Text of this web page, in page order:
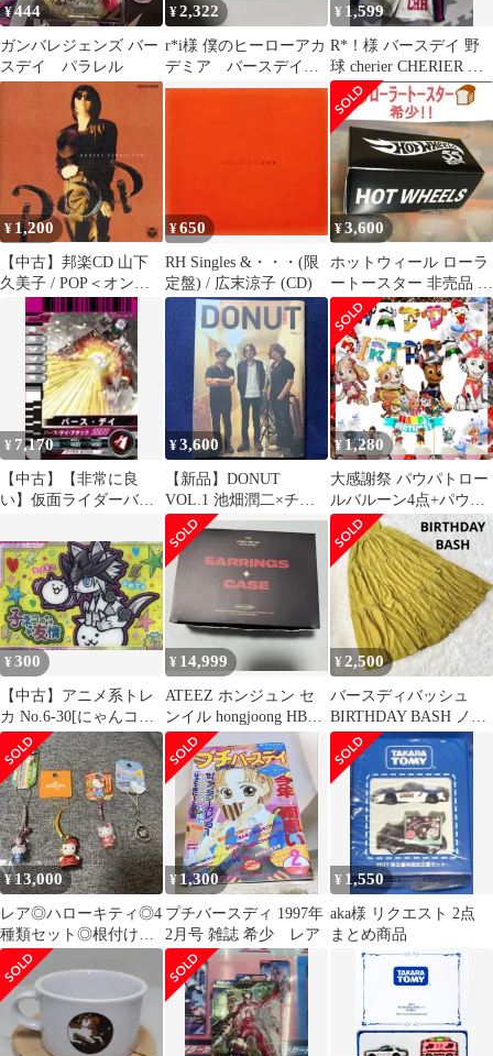
¥444
ガンバレジェンズ バー
スデイ パラレル
¥2,322
r*i様 僕のヒーローアカ
デミア バースデイコ
レクションカード 爆
¥ 1,599
R*！様 バースデイ 野
球 cherier CHERIER セ
ットアップ シェリ
¥ 1,200
【中古】邦楽CD 山下
久美子 / POP＜オンデ
マンドCD＞[オンデマ
ンド盤]
¥650
RH Singles &・・・(限
定盤) / 広末涼子 (CD)
¥3,600
ホットウィール ローラ
ートースター 非売品 未
開封新品!! 希少!!
¥ 7,170
【中古】【非常に良
い】仮面ライダーバト
バース・デイ 【レア】
No.004-014
¥3,600
【新品】DONUT
VOL.1 池畑潤二×チバ
ユウスケ×浅井健一
¥ 1,280
大感謝祭 パウパトロー
ルバルーン4点+パウパ
トケーキトッパー セッ
ト
¥300
【中古】アニメ系トレ
カ No.6-30[にゃんコン
ボ]：子ネコの友情
¥ 14,999
ATEEZ ホンジュン セ
ンイル hongjoong HBD
MD ピアス
¥2,500
バースディバッシュ
BIRTHDAY BASH ノー
スリフレアフリルワン
ピース
¥13,000
レア◎ハローキティ◎4
種類セット◎根付けス
トラップ◎大阪USJ限
定など
¥1,300
プチバースディ 1997年
2月号 雑誌 希少 レア
¥ 1,550
aka様 リクエスト 2点
まとめ商品